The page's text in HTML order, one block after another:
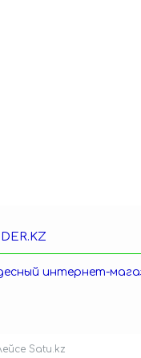
интернет-
Satu.kz